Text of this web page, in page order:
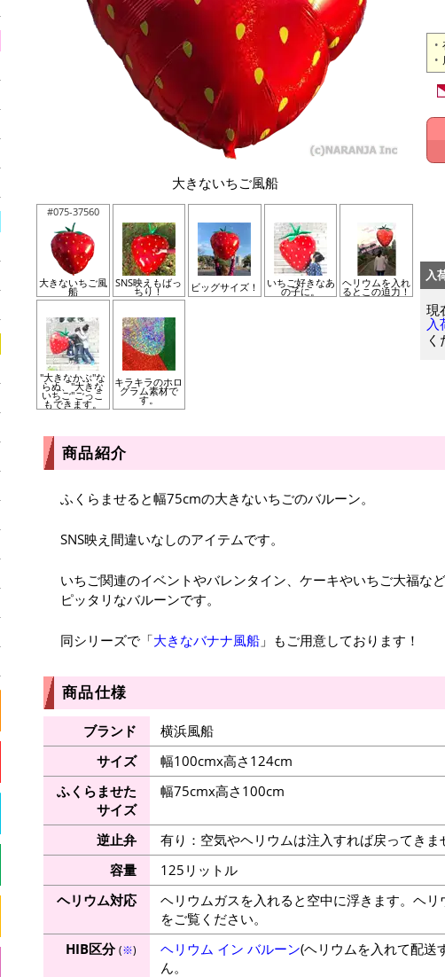
大きないちご風船
#075-37560
大きないちご風
船
SNS映えもばっ
ちり！ ビッグサイズ！ いちご好きなあ
の子に。
ヘリウムを入れ
るとこの迫力！
"大きなかぶ"な
らぬ、"大きな
いちご"ごっこ
もできます。
キラキラのホロ
グラム素材で
す。
入
現
入
く
商品紹介
ふくらませると幅75cmの大きないちごのバルーン。
SNS映え間違いなしのアイテムです。
いちご関連のイベントやバレンタイン、ケーキやいちご大福な
ピッタリなバルーンです。
同シリーズで「大きなバナナ風船 」もご用意しております！
商品仕様
ブランド
横浜風船
サイズ
幅100cmx高さ124cm
ふくらませた
サイズ
幅75cmx高さ100cm
逆止弁
有り：空気やヘリウムは注入すれば戻ってきま
容量
125リットル
ヘリウム対応
ヘリウムガスを入れると空中に浮きます。ヘ
をご覧ください。
HIB区分(※) ヘリウム イン バルーン(ヘリウムを入れて配送
ん。